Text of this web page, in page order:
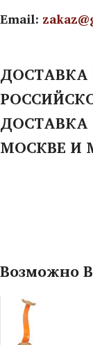
Email:
ДОСТАВКА
МОСКВЕ И
Возможно